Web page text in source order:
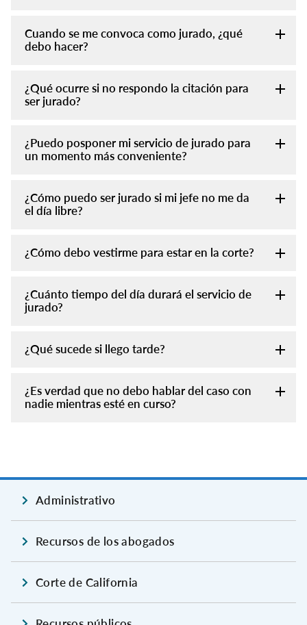
Cuando se me convoca como jurado, ¿qué
debo hacer?
¿Qué ocurre si no respondo la citación para
ser jurado?
¿Puedo posponer mi servicio de jurado para
un momento más conveniente?
¿Cómo puedo ser jurado si mi jefe no me da
el día libre?
¿Cómo debo vestirme para estar en la corte?
¿Cuánto tiempo del día durará el servicio de
jurado?
¿Qué sucede si llego tarde?
¿Es verdad que no debo hablar del caso con
nadie mientras esté en curso?
Administrativo
Recursos de los abogados
Corte de California